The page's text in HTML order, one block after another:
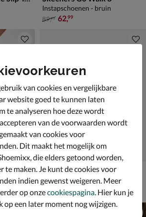
Instapschoenen - bruin
van € 89,99 voor € 62,99
89,99 62,99
Wilja
Instapschoenen - grijs
van € 99,99 voor € 69,99
99,99 69,99
van cookies en vergelijkbare
website goed te kunnen laten
te analyseren hoe deze wordt
van de voorwaarden wordt
van cookies voor
Dit maakt het mogelijk om
die elders getoond worden,
te maken. Je kunt de cookies voor
indien gewenst weigeren. Meer
op onzecookiespagina. Hier kun je
op een later moment nog wijzigen.